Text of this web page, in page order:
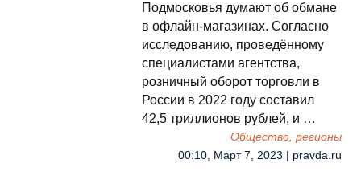
Подмосковья думают об обмане
в офлайн-магазинах. Согласно
исследованию, проведённому
специалистами агентства,
розничный оборот торговли в
России в 2022 году составил
42,5 триллионов рублей, и …
Общество, регионы
00:10, Март 7, 2023 | pravda.ru